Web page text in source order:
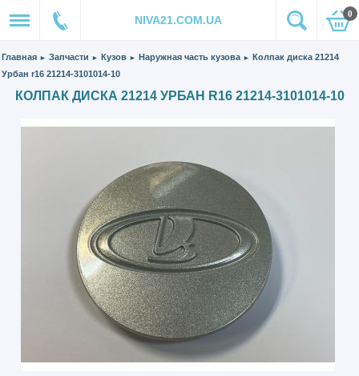
NIVA21.COM.UA 0
Главная ► Запчасти ► Кузов ► Наружная часть кузова ► Колпак диска 21214
Урбан r16 21214-3101014-10
КОЛПАК ДИСКА 21214 УРБАН R16 21214-3101014-10